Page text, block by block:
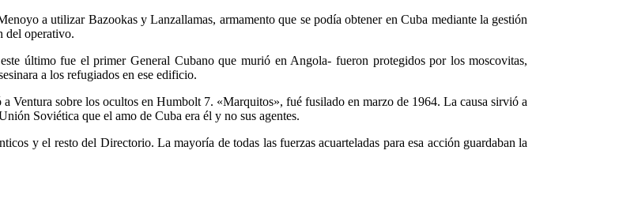
a utilizar Bazookas y Lanzallamas, armamento que se podía obtener en Cuba mediante la gestión
del operativo.
último fue el primer General Cubano que murió en Angola- fueron protegidos por los moscovitas,
a los refugiados en ese edificio.
sobre los ocultos en Humbolt 7. «Marquitos», fué fusilado en marzo de 1964. La causa sirvió a
Soviética que el amo de Cuba era él y no sus agentes.
y el resto del Directorio. La mayoría de todas las fuerzas acuarteladas para esa acción guardaban la